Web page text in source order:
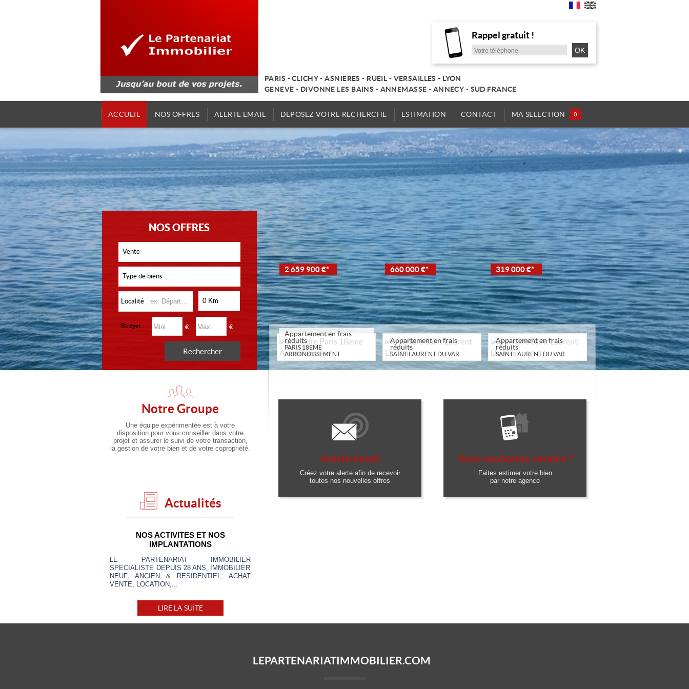
PARIS - CLICHY - ASNIERES - RUEIL - VERSAILLES - LYON
GENEVE - DIVONNE LES BAINS - ANNEMASSE - ANNECY - SUD FRANCE
Rappel gratuit !
ACCUEIL NOS OFFRES ALERTE EMAIL DÉPOSEZ VOTRE RECHERCHE ESTIMATION CONTACT MA SÉLECTION 0
NOS OFFRES
Vente
Type de biens
Localité 0 Km
Budget : € €
Notre Groupe
Une équipe expérimentée est à votre
disposition pour vous conseiller dans votre
projet et assurer le suivi de votre transaction,
la gestion de votre bien et de votre copropriété.
Actualités
NOS ACTIVITES ET NOS
IMPLANTATIONS
LE PARTENARIAT IMMOBILIER
SPECIALISTE DEPUIS 28 ANS, IMMOBILIER
NEUF, ANCIEN & RESIDENTIEL, ACHAT
VENTE, LOCATION,...
LIRE LA SUITE
2 659 900 €*
Appartement en frais
réduits
PARIS 18EME
ARRONDISSEMENT
660 000 €*
Appartement en frais
réduits
SAINT LAURENT DU VAR
319 000 €*
Appartement en frais
réduits
SAINT LAURENT DU VAR
Alerte email
Créez votre alerte afin de recevoir
toutes nos nouvelles offres
Vous souhaitez vendre ?
Faites estimer votre bien
par notre agence
LEPARTENARIATIMMOBILIER.COM